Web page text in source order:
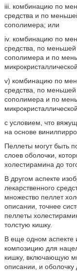
iii. комбинацию по
средства и по
сополимера; или
iv. комбинацию по
средства, по
сополимера и по
v) комбинацию по
средства, по
сополимера и по
с условием, что
на основе
Пеллеты могут быть
слоев оболочки,
холестирамина до
В другом аспекте
лекарственного
множество пеллет
описании, точнее
пеллеты
толстую кишку.
В еще одном аспекте
композицию для
кишку, включающую
описании, и оболочку